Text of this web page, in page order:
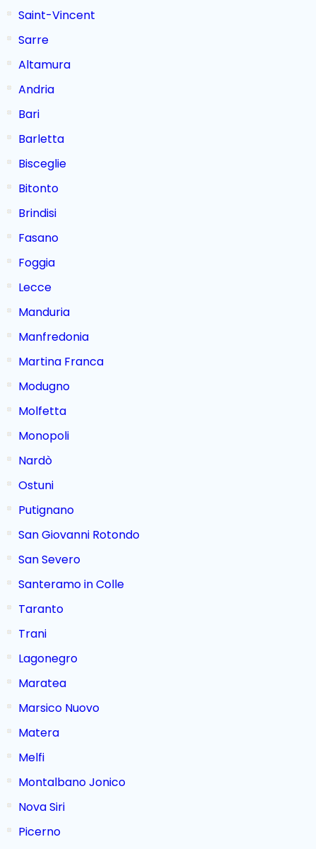
Saint-Vincent
Sarre
Altamura
Andria
Bari
Barletta
Bisceglie
Bitonto
Brindisi
Fasano
Foggia
Lecce
Manduria
Manfredonia
Martina Franca
Modugno
Molfetta
Monopoli
Nardò
Ostuni
Putignano
San Giovanni Rotondo
San Severo
Santeramo in Colle
Taranto
Trani
Lagonegro
Maratea
Marsico Nuovo
Matera
Melfi
Montalbano Jonico
Nova Siri
Picerno